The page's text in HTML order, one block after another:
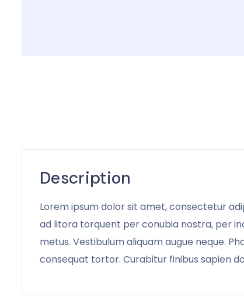
Description
Lorem ipsum dolor sit amet, consectetur
ad litora torquent per conubia nostra, per
metus. Vestibulum aliquam augue neque.
consequat tortor. Curabitur finibus sapien